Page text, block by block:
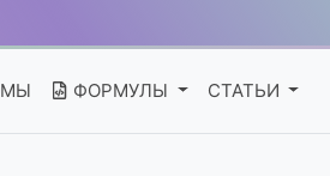
ФОРМУЛЫ СТАТЬИ